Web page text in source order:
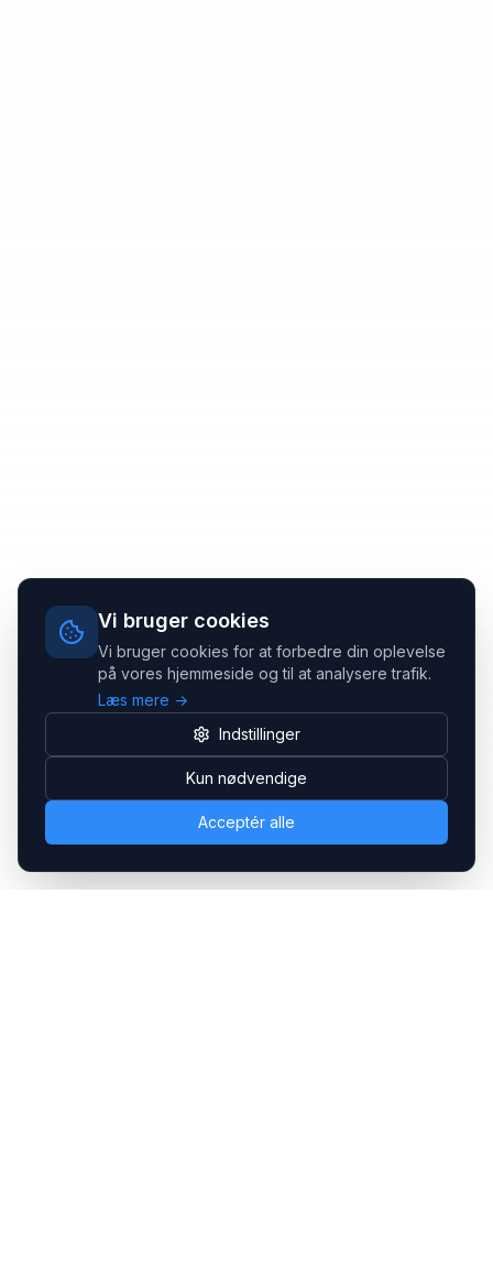
Vi bruger cookies
Vi bruger cookies for at forbedre din oplevelse
på vores hjemmeside og til at analysere trafik.
Læs mere →
Indstillinger
Kun nødvendige
Acceptér alle